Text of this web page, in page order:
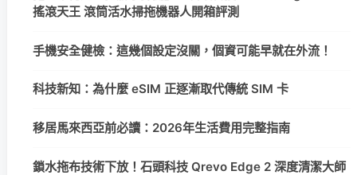
搖滾天王 滾筒活水掃拖機器人開箱評測
手機安全健檢：這幾個設定沒關，個資可能早就在外流！
科技新知：為什麼 eSIM 正逐漸取代傳統 SIM 卡
移居馬來西亞前必讀：2026年生活費用完整指南
鎖水拖布技術下放！石頭科技 Qrevo Edge 2 深度清潔大師